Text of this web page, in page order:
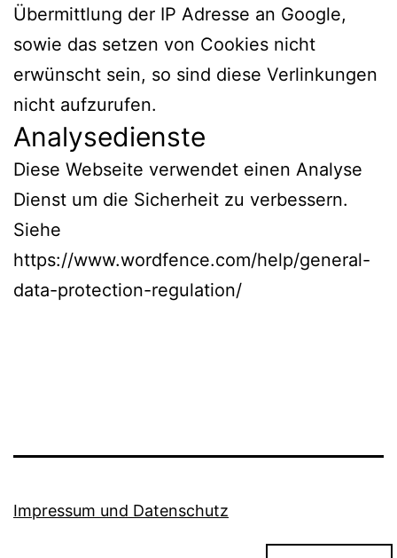
Übermittlung der IP Adresse an Google,
sowie das setzen von Cookies nicht
erwünscht sein, so sind diese Verlinkungen
nicht aufzurufen.
Analysedienste
Diese Webseite verwendet einen Analyse
Dienst um die Sicherheit zu verbessern.
Siehe
https://www.wordfence.com/help/general-
data-protection-regulation/
Impressum und Datenschutz